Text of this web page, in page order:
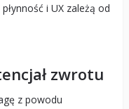
i UX zależą od
zwrotu
z powodu